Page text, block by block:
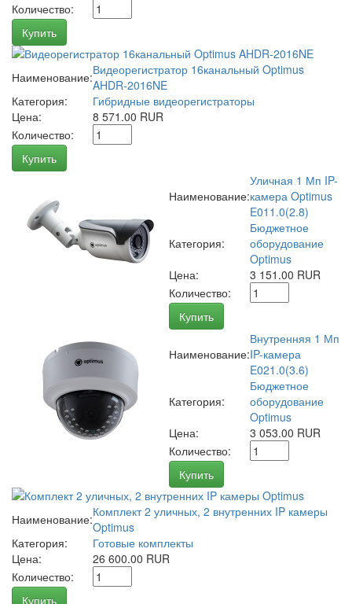
Количество:
Купить
Наименование:Видеорегистратор 16канальный Optimus
AHDR-2016NE
Категория:
Гибридные видеорегистраторы
Цена:
8 571.00 RUR
Количество:
Купить
Наименование:
Уличная 1 Мп IP-
камера Optimus
E011.0(2.8)
Категория:
Бюджетное
оборудование
Optimus
Цена:
3 151.00 RUR
Количество:
Купить
Наименование:
Внутренняя 1 Мп
IP-камера
E021.0(3.6)
Категория:
Бюджетное
оборудование
Optimus
Цена:
3 053.00 RUR
Количество:
Купить
Наименование:Комплект 2 уличных, 2 внутренних IP камеры
Optimus
Категория:
Готовые комплекты
Цена:
26 600.00 RUR
Количество:
Купить